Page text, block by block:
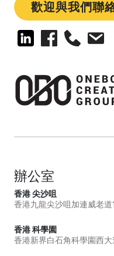
歡迎與我們聯
辦公室
香港 尖沙咀
香港九龍尖沙咀加連威老
香港 科學園
香港新界白石角科學園西